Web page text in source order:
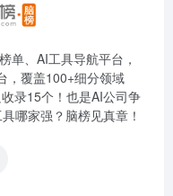
单、AI工具导航平台，
，覆盖100+细分领域
录15个！也是AI公司争
哪家强？脑榜见真章！